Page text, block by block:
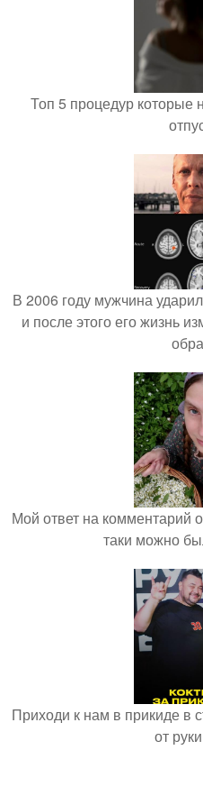
Топ 5 процедур которые
В 2006 году мужчина
и после этого его жизнь
Мой ответ на комментарий
таки можно
Приходи к нам в прикиде в
от